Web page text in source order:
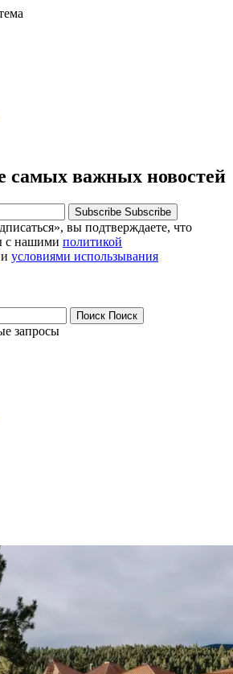
самых важных новостей
Subscribe Subscribe
вы подтверждаете, что
с нашими политикой
и условиями использывания
Поиск Поиск
запросы